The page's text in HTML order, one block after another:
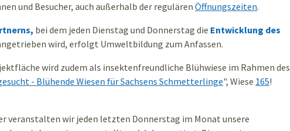
und Besucher, auch außerhalb der regulären Öffnungszeiten.
bei dem jeden Dienstag und Donnerstag die Entwicklung des
wird, erfolgt Umweltbildung zum Anfassen.
wird zudem als insektenfreundliche Blühwiese im Rahmen des
- Blühende Wiesen für Sachsens Schmetterlinge", Wiese 165!
veranstalten wir jeden letzten Donnerstag im Monat unsere